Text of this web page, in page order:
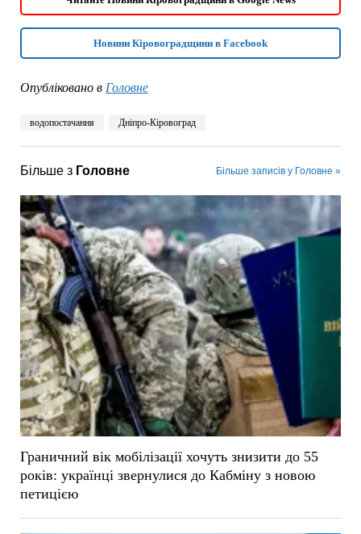
Новини Кіровоградщини в Facebook
Опубліковано в Головне
водопостачання Дніпро-Кіровоград
Більше з Головне Більше записів у Головне »
Граничний вік мобілізації хочуть знизити до 55
років: українці звернулися до Кабміну з новою
петицією